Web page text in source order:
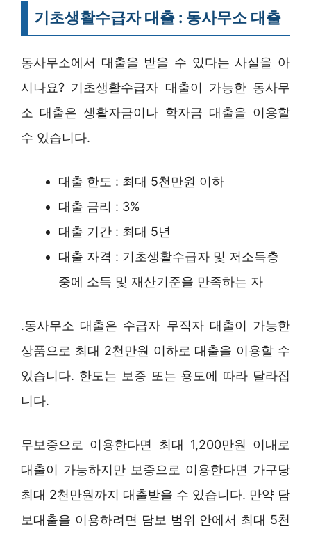
기초생활수급자 대출 : 동사무소 대출
동사무소에서 대출을 받을 수 있다는 사실을 아
시나요? 기초생활수급자 대출이 가능한 동사무
소 대출은 생활자금이나 학자금 대출을 이용할
수 있습니다.
대출 한도 : 최대 5천만원 이하
대출 금리 : 3%
대출 기간 : 최대 5년
대출 자격 : 기초생활수급자 및 저소득층
중에 소득 및 재산기준을 만족하는 자
.동사무소 대출은 수급자 무직자 대출이 가능한
상품으로 최대 2천만원 이하로 대출을 이용할 수
있습니다. 한도는 보증 또는 용도에 따라 달라집
니다.
무보증으로 이용한다면 최대 1,200만원 이내로
대출이 가능하지만 보증으로 이용한다면 가구당
최대 2천만원까지 대출받을 수 있습니다. 만약 담
보대출을 이용하려면 담보 범위 안에서 최대 5천